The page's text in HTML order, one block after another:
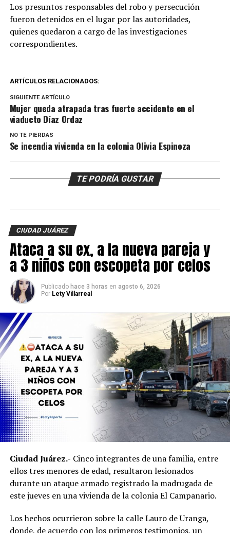
Los presuntos responsables del robo y persecución
fueron detenidos en el lugar por las autoridades,
quienes quedaron a cargo de las investigaciones
correspondientes.
ARTÍCULOS RELACIONADOS:
SIGUIENTE ARTÍCULO
Mujer queda atrapada tras fuerte accidente en el
viaducto Díaz Ordaz
NO TE PIERDAS
Se incendia vivienda en la colonia Olivia Espinoza
TE PODRÍA GUSTAR
CIUDAD JUÁREZ
Ataca a su ex, a la nueva pareja y
a 3 niños con escopeta por celos
Publicado hace 3 horas en agosto 6, 2026
Por Lety Villarreal
Ciudad Juárez.- Cinco integrantes de una familia, entre
ellos tres menores de edad, resultaron lesionados
durante un ataque armado registrado la madrugada de
este jueves en una vivienda de la colonia El Campanario.
Los hechos ocurrieron sobre la calle Lauro de Uranga,
donde, de acuerdo con los primeros testimonios, un